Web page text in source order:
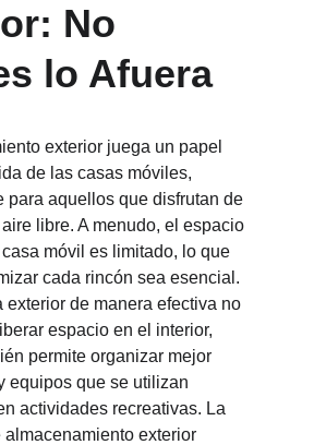
No
lo Afuera
exterior juega un papel
de las casas móviles,
para aquellos que disfrutan de
libre. A menudo, el espacio
móvil es limitado, lo que
cada rincón sea esencial.
exterior de manera efectiva no
espacio en el interior,
permite organizar mejor
equipos que se utilizan
actividades recreativas. La
almacenamiento exterior